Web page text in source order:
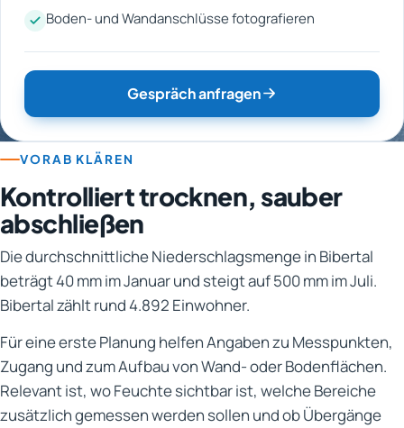
Boden- und Wandanschlüsse fotografieren
Gespräch anfragen
VORAB KLÄREN
Kontrolliert trocknen, sauber
abschließen
Die durchschnittliche Niederschlagsmenge in Bibertal
beträgt 40 mm im Januar und steigt auf 500 mm im Juli.
Bibertal zählt rund 4.892 Einwohner.
Für eine erste Planung helfen Angaben zu Messpunkten,
Zugang und zum Aufbau von Wand- oder Bodenflächen.
Relevant ist, wo Feuchte sichtbar ist, welche Bereiche
zusätzlich gemessen werden sollen und ob Übergänge